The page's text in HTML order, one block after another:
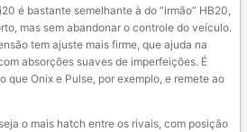
é bastante semelhante à do “irmão” HB20,
mas sem abandonar o controle do veículo.
tem ajuste mais firme, que ajuda na
absorções suaves de imperfeições. É
que Onix e Pulse, por exemplo, e remete ao
o mais hatch entre os rivais, com posição